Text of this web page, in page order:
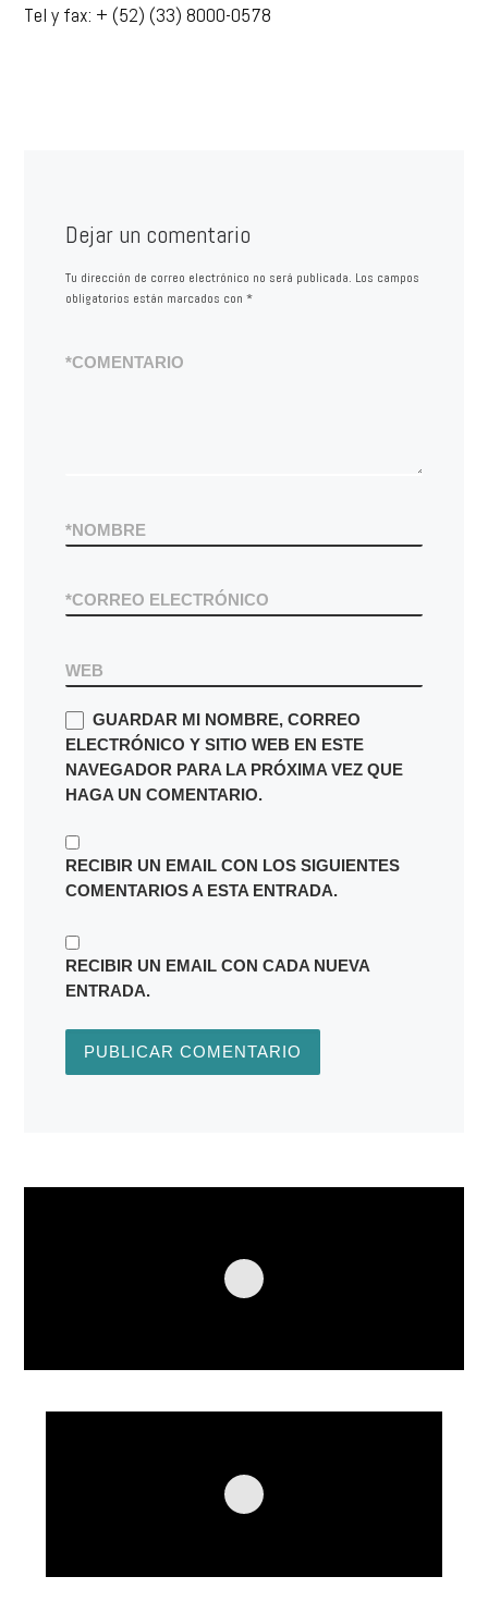
Tel y fax: + (52) (33) 8000-0578
Dejar un comentario
Tu dirección de correo electrónico no será publicada. Los campos
obligatorios están marcados con *
COMENTARIO
*
NOMBRE
*
CORREO ELECTRÓNICO
*
WEB
GUARDAR MI NOMBRE, CORREO
ELECTRÓNICO Y SITIO WEB EN ESTE
NAVEGADOR PARA LA PRÓXIMA VEZ QUE
HAGA UN COMENTARIO.
RECIBIR UN EMAIL CON LOS SIGUIENTES
COMENTARIOS A ESTA ENTRADA.
RECIBIR UN EMAIL CON CADA NUEVA
ENTRADA.